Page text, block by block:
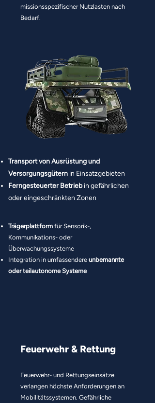
missionsspezifischer Nutzlasten nach
Bedarf.
Transport von Ausrüstung und
Versorgungsgütern in Einsatzgebieten
Ferngesteuerter Betriebin gefährlichen
oder eingeschränkten Zonen
Trägerplattform für Sensorik-,
Kommunikations- oder
Überwachungssysteme
Integration in umfassendere unbemannte
oder teilautonome Systeme
Feuerwehr & Rettung
Feuerwehr- und Rettungseinsätze
verlangen höchste Anforderungen an
Mobilitätssystemen. Gefährliche